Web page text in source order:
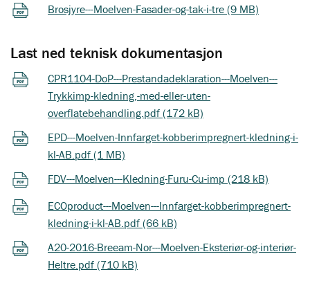
Brosjyre---Moelven-Fasader-og-tak-i-tre (9 MB)
Last ned teknisk dokumentasjon
CPR1104-DoP---Prestandadeklaration---Moelven---
Trykkimp-kledning,-med-eller-uten-
overflatebehandling.pdf (172 kB)
EPD---Moelven-Innfarget-kobberimpregnert-kledning-i-
kl-AB.pdf (1 MB)
FDV---Moelven---Kledning-Furu-Cu-imp (218 kB)
ECOproduct---Moelven---Innfarget-kobberimpregnert-
kledning-i-kl-AB.pdf (66 kB)
A20-2016-Breeam-Nor---Moelven-Eksteriør-og-interiør-
Heltre.pdf (710 kB)